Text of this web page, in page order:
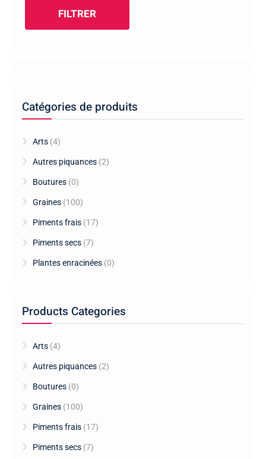
FILTRER
Catégories de produits
Arts (4)
Autres piquances (2)
Boutures (0)
Graines (100)
Piments frais (17)
Piments secs (7)
Plantes enracinées (0)
Products Categories
Arts (4)
Autres piquances (2)
Boutures (0)
Graines (100)
Piments frais (17)
Piments secs (7)